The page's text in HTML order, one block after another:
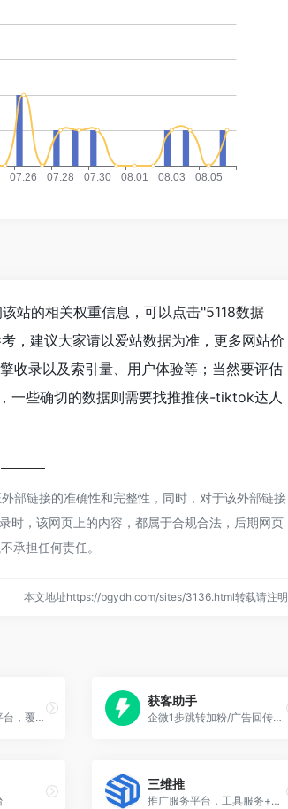
站的相关权重信息，可以点击"5118数据
，建议大家请以爱站数据为准，更多网站价
收录以及索引量、用户体验等；当然要评估
一些确切的数据则需要找推推侠-tiktok达人
部链接的准确性和完整性，同时，对于该外部链接
时，该网页上的内容，都属于合规合法，后期网页
承担任何责任。
本文地址https://bgydh.com/sites/3136.html转载请注明
抖音旗下综合学习平台，覆盖抖音、今日头条、西瓜视频等多平台海量优质用户，为知识传播者提供线上招生、课程交付、用户运营等一站式解决方案
获客助手
企微1步跳转加粉/广告回传入口
三维推
推广服务平台，工具服务+推广服务，让天下没有难做的推广